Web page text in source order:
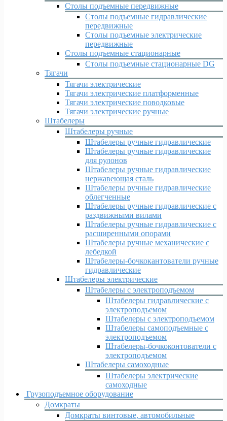
Столы подъемные передвижные
Столы подъемные гидравлические
передвижные
Столы подъемные электрические
передвижные
Столы подъемные стационарные
Столы подъемные стационарные DG
Тягачи
Тягачи электрические
Тягачи электрические платформенные
Тягачи электрические поводковые
Тягачи электрические ручные
Штабелеры
Штабелеры ручные
Штабелеры ручные гидравлические
Штабелеры ручные гидравлические
для рулонов
Штабелеры ручные гидравлические
нержавеющая сталь
Штабелеры ручные гидравлические
облегченные
Штабелеры ручные гидравлические с
раздвижными вилами
Штабелеры ручные гидравлические с
расширенными опорами
Штабелеры ручные механические с
лебедкой
Штабелеры-бочкокантователи ручные
гидравлические
Штабелеры электрические
Штабелеры с электроподъемом
Штабелеры гидравлические c
электроподъемом
Штабелеры с электроподъемом
Штабелеры самоподъемные с
электроподъемом
Штабелеры-бочкоконтователи с
электроподъемом
Штабелеры самоходные
Штабелеры электрические
самоходные
Грузоподъемное оборудование
Домкраты
Домкраты винтовые, автомобильные